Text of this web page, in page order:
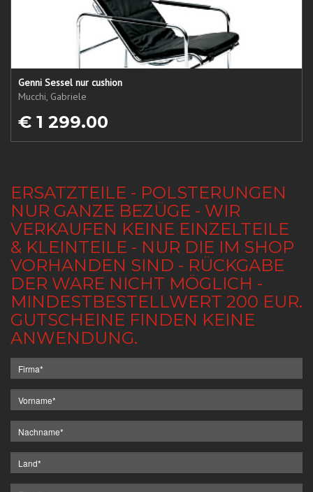
Genni Sessel nur cushion
Mucchi, Gabriele
€ 1 299.00
ERSATZTEILE - POLSTERUNGEN
NUR GANZE BEZÜGE - WIR
VERKAUFEN KEINE EINZELTEILE
& KLEINTEILE - NUR DIE IM SHOP
VORHANDEN SIND - RÜCKGABE
DER WARE NICHT MÖGLICH -
MINDESTBESTELLWERT 200 EUR.
GUTSCHEINE FINDEN KEINE
ANWENDUNG.